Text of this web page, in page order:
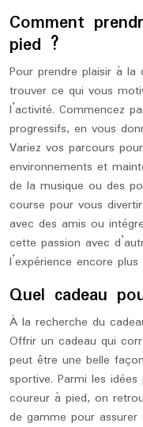
Comment
pied ?
Pour prendre plaisir à
trouver ce qui vous
l’activité. Commencez
progressifs, en vous
Variez vos parcours
environnements et
de la musique ou des
course pour vous
avec des amis ou
cette passion avec
l’expérience encore
Quel cadeau
À la recherche du
Offrir un cadeau qui
peut être une belle
sportive. Parmi les
coureur à pied, on
de gamme pour